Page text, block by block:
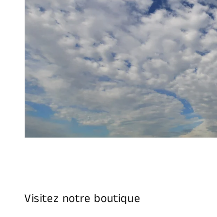
Visitez notre boutique